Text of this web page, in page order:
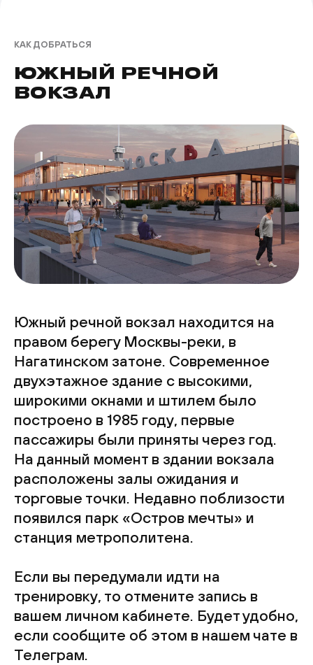
КАК ДОБРАТЬСЯ
ЮЖНЫЙ РЕЧНОЙ
ВОКЗАЛ
Южный речной вокзал находится на
правом берегу Москвы-реки, в
Нагатинском затоне. Современное
двухэтажное здание с высокими,
широкими окнами и штилем было
построено в 1985 году, первые
пассажиры были приняты через год.
На данный момент в здании вокзала
расположены залы ожидания и
торговые точки. Недавно поблизости
появился парк «Остров мечты» и
станция метрополитена.
Если вы передумали идти на
тренировку, то отмените запись в
вашем личном кабинете. Будет удобно,
если сообщите об этом в нашем чате в
Телеграм.